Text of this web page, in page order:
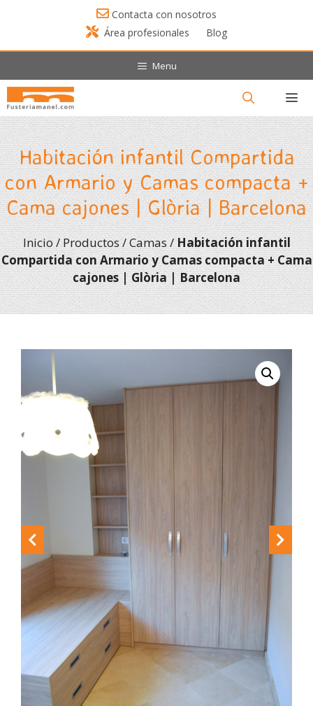
Contacta con nosotros
Área profesionales
Blog
Menu
Menú
Habitación infantil Compartida
con Armario y Camas compacta +
Cama cajones | Glòria | Barcelona
Inicio/Productos/Camas/Habitación infantil
Compartida con Armario y Camas compacta + Cama
cajones | Glòria | Barcelona